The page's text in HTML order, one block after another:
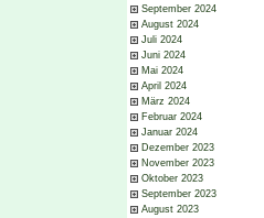
September 2024
August 2024
Juli 2024
Juni 2024
Mai 2024
April 2024
März 2024
Februar 2024
Januar 2024
Dezember 2023
November 2023
Oktober 2023
September 2023
August 2023